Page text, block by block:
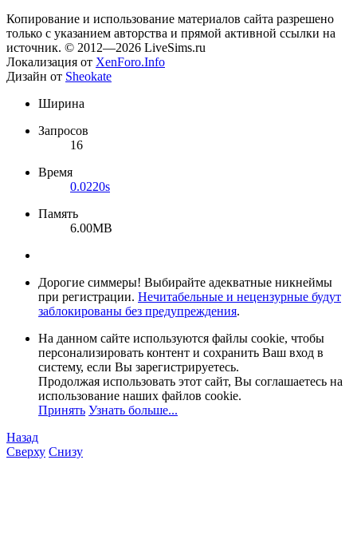
Копирование и использование материалов сайта разрешено
только с указанием авторства и прямой активной ссылки на
источник. © 2012—2026 LiveSims.ru
Локализация от XenForo.Info
Дизайн от Sheokate
Ширина
Запросов
16
Время
0.0220s
Память
6.00MB
Дорогие симмеры! Выбирайте адекватные никнеймы
при регистрации. Нечитабельные и нецензурные будут
заблокированы без предупреждения.
На данном сайте используются файлы cookie, чтобы
персонализировать контент и сохранить Ваш вход в
систему, если Вы зарегистрируетесь.
Продолжая использовать этот сайт, Вы соглашаетесь на
использование наших файлов cookie.
Принять Узнать больше...
Назад
Сверху Снизу